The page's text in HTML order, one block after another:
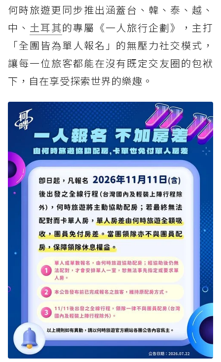
何時旅遊更同步推出涵蓋台、韓、泰、越、
中、 土耳其的專屬《一人旅行企劃》，主打
「全團皆為單人報名」的無壓力社交模式，
讓每一位旅客都能在沒有既定交友圈的包袱
下，自在享受探索世界的樂趣。